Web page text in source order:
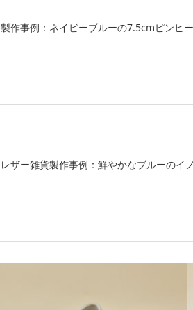
製作事例：ネイビーブルーの7.5cmピンヒ
レザー雑貨製作事例：鮮やかなブルーのイ